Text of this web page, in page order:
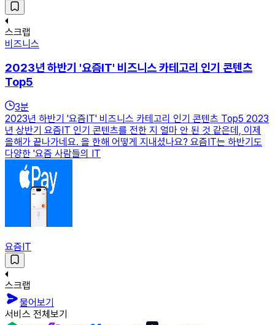
스크랩
비즈니스
2023년 하반기 '요즘IT' 비즈니스 카테고리 인기 콘텐츠
Top5
3분
2023년 하반기 '요즘IT' 비즈니스 카테고리 인기 콘텐츠 Top5 2023
년 상반기 요즘IT 인기 콘텐츠를 전한 지 얼마 안 된 것 같은데, 이제
올해가 끝나가네요. 올 한해 어떻게 지내셨나요? 요즘IT는 하반기도
다양한 '요즘 사람들의 IT
요즘IT
스크랩
물어보기
서비스 전체보기